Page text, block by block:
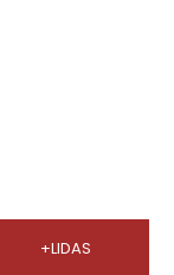
+LIDAS